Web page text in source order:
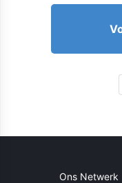
Ons Netwerk